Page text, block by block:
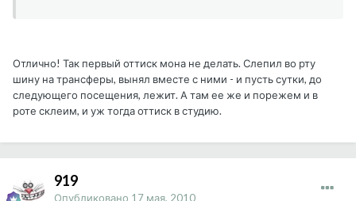
Отлично! Так первый оттиск мона не делать. Слепил во рту
шину на трансферы, вынял вместе с ними - и пусть сутки, до
следующего посещения, лежит. А там ее же и порежем и в
роте склеим, и уж тогда оттиск в студию.
919
Опубликовано 17 мая, 2010